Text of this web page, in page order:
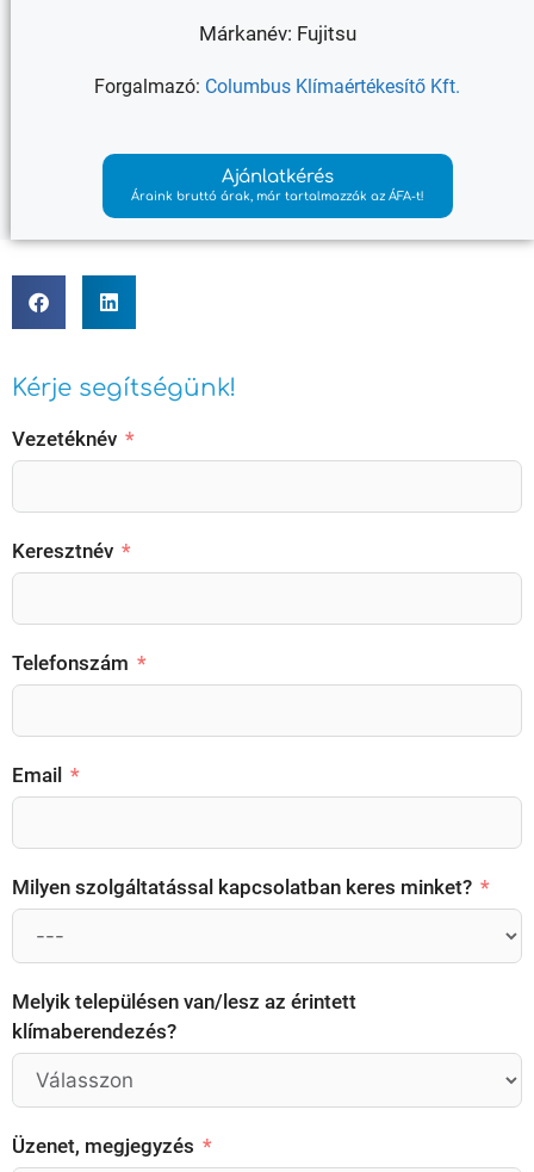
Kérje segítségünk!
Vezetéknév
Keresztnév
Telefonszám
Email
Milyen szolgáltatással kapcsolatban keres minket?
Melyik településen van/lesz az érintett
klímaberendezés?
Üzenet, megjegyzés
Márkanév: Fujitsu
Forgalmazó: Columbus Klímaértékesítő Kft.
Ajánlatkérés
Áraink bruttó árak, már tartalmazzák az ÁFA-t!